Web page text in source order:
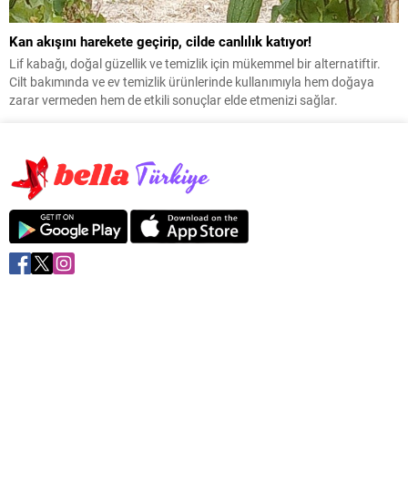
Kan akışını harekete geçirip, cilde canlılık katıyor!
Lif kabağı, doğal güzellik ve temizlik için mükemmel bir alternatiftir.
Cilt bakımında ve ev temizlik ürünlerinde kullanımıyla hem doğaya
zarar vermeden hem de etkili sonuçlar elde etmenizi sağlar.